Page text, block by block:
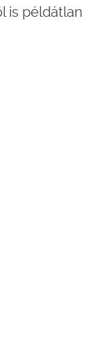
is példátlan